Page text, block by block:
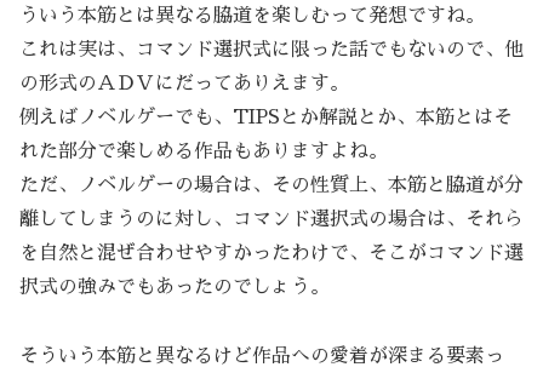
ういう本筋とは異なる脇道を楽しむって発想ですね。
これは実は、コマンド選択式に限った話でもないので、他
の形式のＡＤＶにだってありえます。
例えばノベルゲーでも、TIPSとか解説とか、本筋とはそ
れた部分で楽しめる作品もありますよね。
ただ、ノベルゲーの場合は、その性質上、本筋と脇道が分
離してしまうのに対し、コマンド選択式の場合は、それら
を自然と混ぜ合わせやすかったわけで、そこがコマンド選
択式の強みでもあったのでしょう。
そういう本筋と異なるけど作品への愛着が深まる要素っ